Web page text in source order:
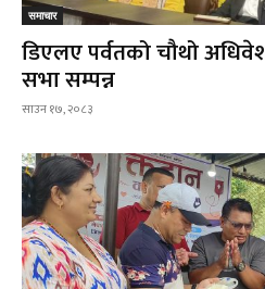
समाचार
डिएलए पर्वतको चौथो
सभा सम्पन्न
साउन १७, २०८३